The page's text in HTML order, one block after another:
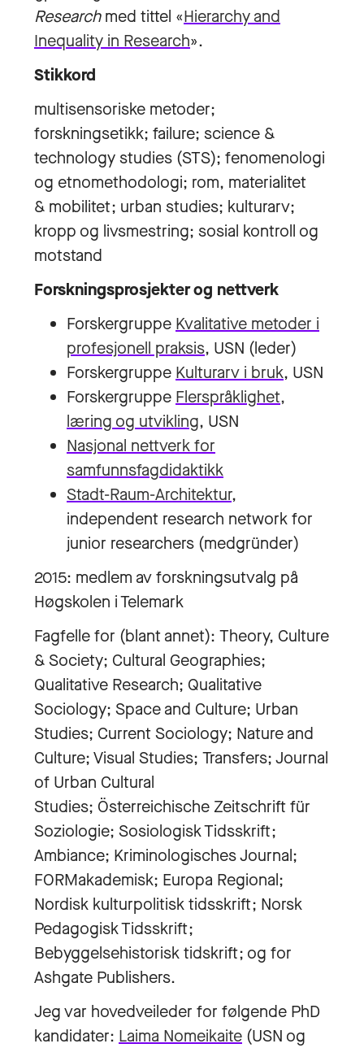
Researchmed tittel «Hierarchy and
Inequality in Research».
Stikkord
multisensoriske metoder;
forskningsetikk; failure; science &
technology studies (STS); fenomenologi
og etnomethodologi; rom, materialitet
& mobilitet; urban studies; kulturarv;
kropp og livsmestring; sosial kontroll og
motstand
Forskningsprosjekter og nettverk
Forskergruppe Kvalitative metoder i
profesjonell praksis, USN (leder)
Forskergruppe Kulturarv i bruk, USN
Forskergruppe Flerspråklighet,
læring og utvikling, USN
Nasjonal nettverk for
samfunnsfagdidaktikk
Stadt-Raum-Architektur,
independent research network for
junior researchers (medgründer)
2015: medlem av forskningsutvalg på
Høgskolen i Telemark
Fagfelle for (blant annet): Theory, Culture
& Society; Cultural Geographies;
Qualitative Research; Qualitative
Sociology; Space and Culture; Urban
Studies; Current Sociology; Nature and
Culture; Visual Studies; Transfers; Journal
of Urban Cultural
Studies; Österreichische Zeitschrift für
Soziologie; Sosiologisk Tidsskrift;
Ambiance; Kriminologisches Journal;
FORMakademisk; Europa Regional;
Nordisk kulturpolitisk tidsskrift; Norsk
Pedagogisk Tidsskrift;
Bebyggelsehistorisk tidskrift; og for
Ashgate Publishers.
Jeg var hovedveileder for følgende PhD
kandidater: Laima Nomeikaite (USN og